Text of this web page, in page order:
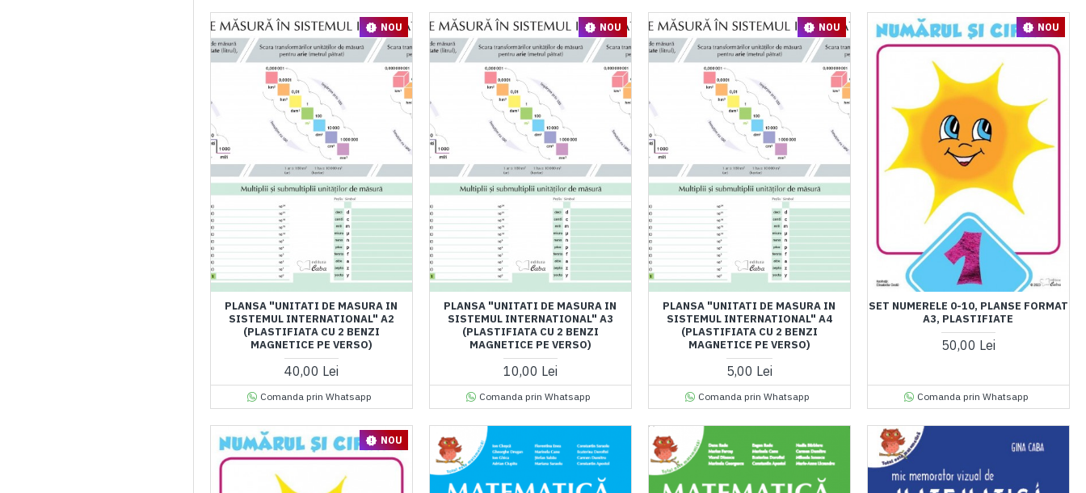
NOU
PLANSA "UNITATI DE MASURA IN
SISTEMUL INTERNATIONAL" A2
(PLASTIFIATA CU 2 BENZI
MAGNETICE PE VERSO)
40,00 Lei
Comanda prin Whatsapp
NOU
PLANSA "UNITATI DE MASURA IN
SISTEMUL INTERNATIONAL" A3
(PLASTIFIATA CU 2 BENZI
MAGNETICE PE VERSO)
10,00 Lei
Comanda prin Whatsapp
NOU
PLANSA "UNITATI DE MASURA IN
SISTEMUL INTERNATIONAL" A4
(PLASTIFIATA CU 2 BENZI
MAGNETICE PE VERSO)
5,00 Lei
Comanda prin Whatsapp
NOU
SET NUMERELE 0-10, PLANSE FORMAT
A3, PLASTIFIATE
50,00 Lei
Comanda prin Whatsapp
NOU